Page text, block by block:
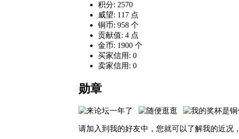
积分: 2570
威望: 117 点
铜币: 958 个
贡献值: 4 点
金币: 1900 个
买家信用: 0
卖家信用: 0
勋章
请加入到我的好友中，您就可以了解我的近况